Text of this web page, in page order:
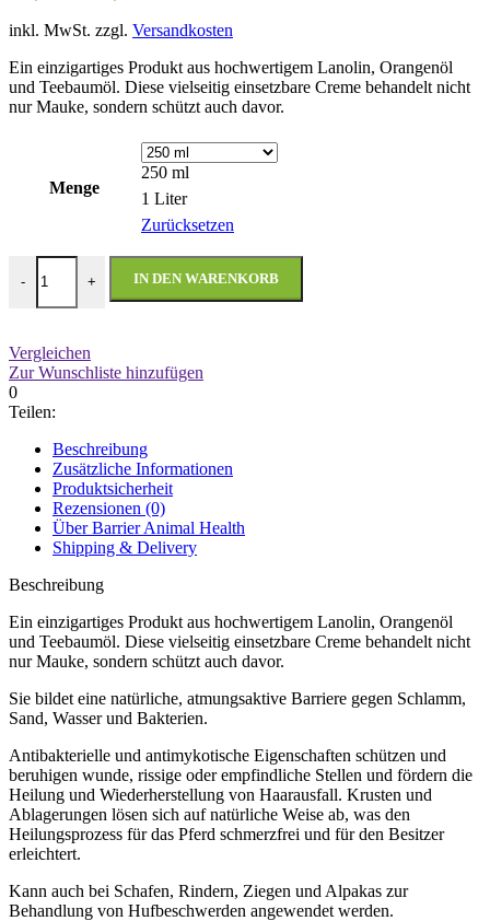
inkl. MwSt. zzgl. Versandkosten
Ein einzigartiges Produkt aus hochwertigem Lanolin, Orangenöl
und Teebaumöl. Diese vielseitig einsetzbare Creme behandelt nicht
nur Mauke, sondern schützt auch davor.
Menge
250 ml
1 Liter
Zurücksetzen
-
Barrier Animal Health - Heel to Hoof Soothing Cream Menge
+ IN DEN WARENKORB
Vergleichen
Zur Wunschliste hinzufügen
0
Teilen:
Beschreibung
Zusätzliche Informationen
Produktsicherheit
Rezensionen (0)
Über Barrier Animal Health
Shipping & Delivery
Beschreibung
Ein einzigartiges Produkt aus hochwertigem Lanolin, Orangenöl
und Teebaumöl. Diese vielseitig einsetzbare Creme behandelt nicht
nur Mauke, sondern schützt auch davor.
Sie bildet eine natürliche, atmungsaktive Barriere gegen Schlamm,
Sand, Wasser und Bakterien.
Antibakterielle und antimykotische Eigenschaften schützen und
beruhigen wunde, rissige oder empfindliche Stellen und fördern die
Heilung und Wiederherstellung von Haarausfall. Krusten und
Ablagerungen lösen sich auf natürliche Weise ab, was den
Heilungsprozess für das Pferd schmerzfrei und für den Besitzer
erleichtert.
Kann auch bei Schafen, Rindern, Ziegen und Alpakas zur
Behandlung von Hufbeschwerden angewendet werden.